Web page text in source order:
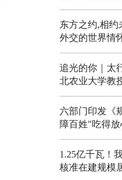
东方之约,相约
外交的世界情
追光的你｜太
北农业大学教
六部门印发《
障百姓"吃得
1.25亿千瓦！
核准在建规模